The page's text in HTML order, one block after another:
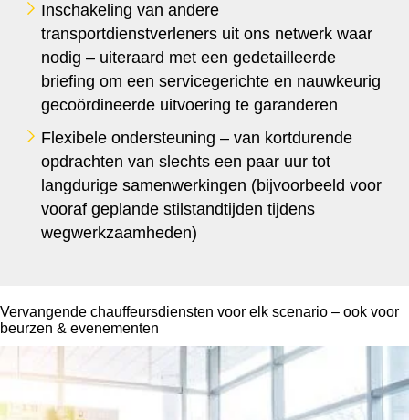
Inschakeling van andere
transportdienstverleners uit ons netwerk waar
nodig – uiteraard met een gedetailleerde
briefing om een servicegerichte en nauwkeurig
gecoördineerde uitvoering te garanderen
Flexibele ondersteuning – van kortdurende
opdrachten van slechts een paar uur tot
langdurige samenwerkingen (bijvoorbeeld voor
vooraf geplande stilstandtijden tijdens
wegwerkzaamheden)
Vervangende chauffeursdiensten voor elk scenario – ook voor
beurzen & evenementen